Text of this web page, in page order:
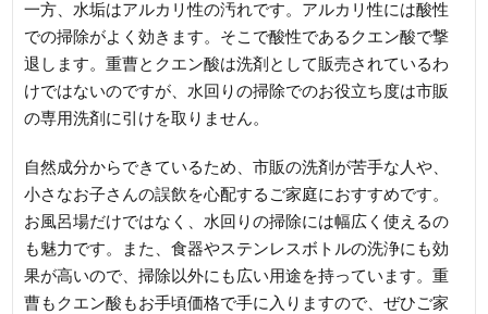
一方、水垢はアルカリ性の汚れです。アルカリ性には酸性
での掃除がよく効きます。そこで酸性であるクエン酸で撃
退します。重曹とクエン酸は洗剤として販売されているわ
けではないのですが、水回りの掃除でのお役立ち度は市販
の専用洗剤に引けを取りません。
自然成分からできているため、市販の洗剤が苦手な人や、
小さなお子さんの誤飲を心配するご家庭におすすめです。
お風呂場だけではなく、水回りの掃除には幅広く使えるの
も魅力です。また、食器やステンレスボトルの洗浄にも効
果が高いので、掃除以外にも広い用途を持っています。重
曹もクエン酸もお手頃価格で手に入りますので、ぜひご家